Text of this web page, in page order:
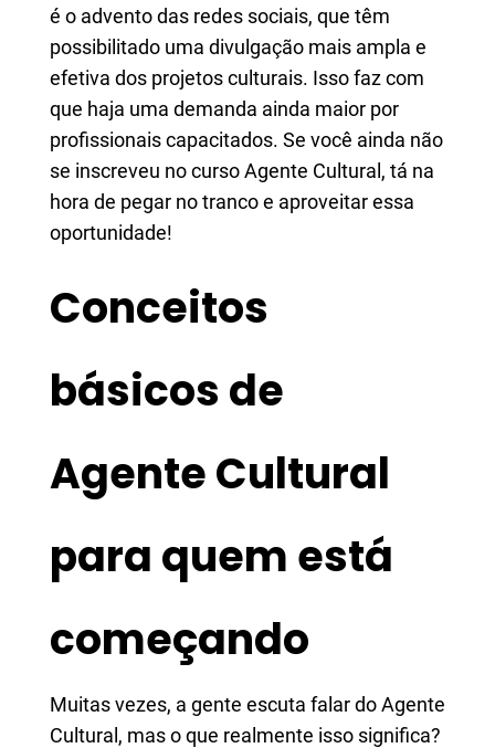
é o advento das redes sociais, que têm
possibilitado uma divulgação mais ampla e
efetiva dos projetos culturais. Isso faz com
que haja uma demanda ainda maior por
profissionais capacitados. Se você ainda não
se inscreveu no curso Agente Cultural, tá na
hora de pegar no tranco e aproveitar essa
oportunidade!
Conceitos
básicos de
Agente Cultural
para quem está
começando
Muitas vezes, a gente escuta falar do Agente
Cultural, mas o que realmente isso significa?